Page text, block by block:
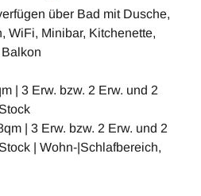
über Bad mit Dusche,
WiFi, Minibar, Kitchenette,
| 3 Erw. bzw. 2 Erw. und 2
| 3 Erw. bzw. 2 Erw. und 2
| Wohn-|Schlafbereich,